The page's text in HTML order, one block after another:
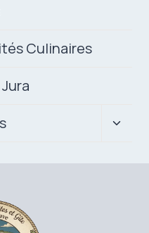
Culinaires